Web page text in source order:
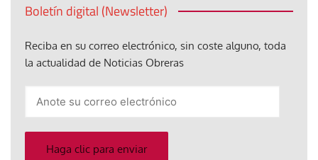
Boletín digital (Newsletter)
Reciba en su correo electrónico, sin coste alguno, toda
la actualidad de Noticias Obreras
electrónico
Haga clic para enviar